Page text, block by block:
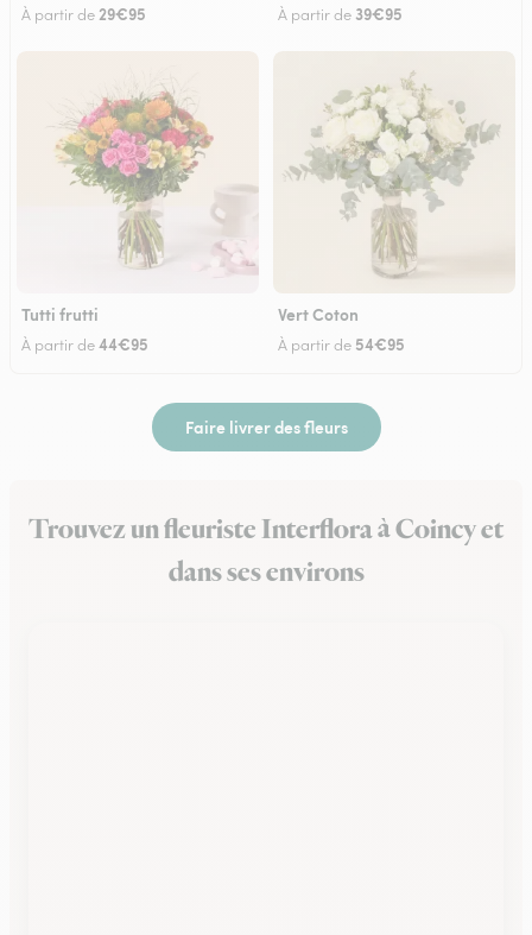
À partir de29€95 À partir de 39€95
Tutti frutti
À partir de44€95
Vert Coton
À partir de 54€95
Faire livrer des fleurs
Trouvez un fleuriste Interflora à Coincy et
dans ses environs